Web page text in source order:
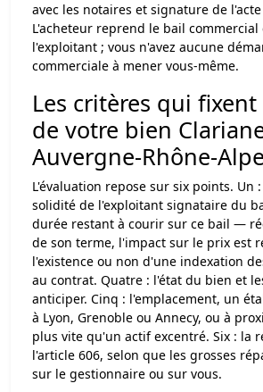
avec les notaires et signature de
L'acheteur reprend le bail commercial
l'exploitant ; vous n'avez aucune
commerciale à mener vous-même.
Les critères qui
de votre bien
Auvergne-Rhône-
L'évaluation repose sur six points. Un
solidité de l'exploitant signataire du
durée restant à courir sur ce bail —
de son terme, l'impact sur le prix est
l'existence ou non d'une indexation
au contrat. Quatre : l'état du bien et
anticiper. Cinq : l'emplacement, un
à Lyon, Grenoble ou Annecy, ou à
plus vite qu'un actif excentré. Six : la
l'article 606, selon que les grosses
sur le gestionnaire ou sur vous.